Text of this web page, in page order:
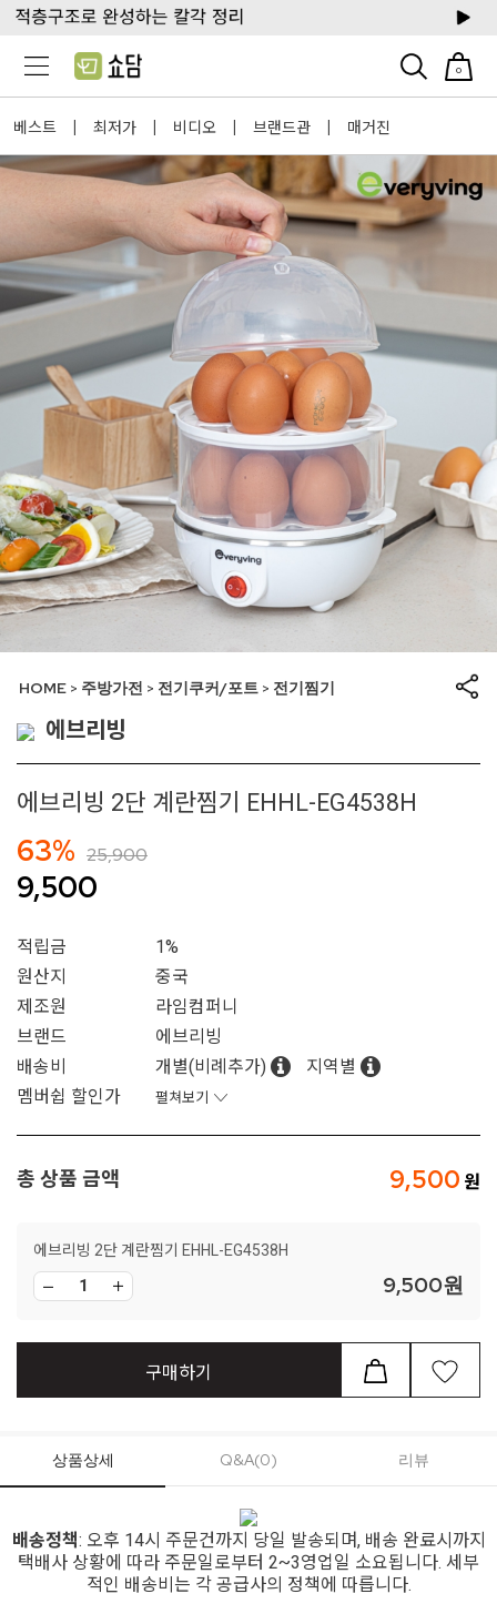
0
베스트 | 최저가 | 비디오 | 브랜드관 | 매거진
HOME > 주방가전 > 전기쿠커/포트 > 전기찜기
에브리빙
에브리빙 2단 계란찜기 EHHL-EG4538H
63% 25,900
9,500
적립금
1%
원산지
중국
제조원
라임컴퍼니
브랜드
에브리빙
배송비
개별(비례추가)
지역별
멤버쉽 할인가
펼쳐보기
총 상품 금액 9,500
에브리빙 2단 계란찜기 EHHL-EG4538H
9,500원
구매하기
상품상세 Q&A(0) 리뷰
배송정책: 오후 14시 주문건까지 당일 발송되며, 배송 완료시까지
택배사 상황에 따라 주문일로부터 2~3영업일 소요됩니다. 세부
적인 배송비는 각 공급사의 정책에 따릅니다.